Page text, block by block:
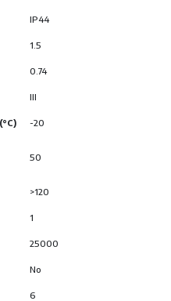
IP44
1.5
0.74
III
-20
50
>120
1
25000
No
6